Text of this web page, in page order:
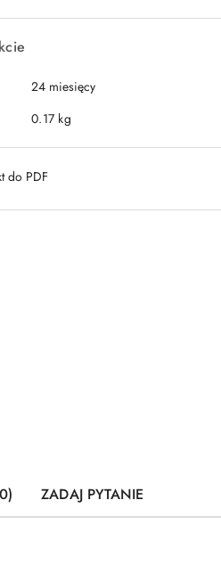
24 miesięcy
0.17 kg
do PDF
ZADAJ PYTANIE